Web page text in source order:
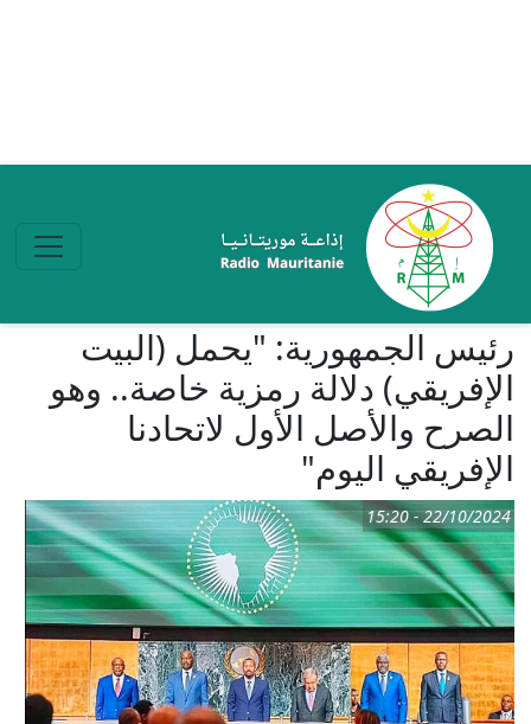
رئيس الجمهورية: "يحمل (البيت
الإفريقي) دلالة رمزية خاصة.. وهو
الصرح والأصل الأول لاتحادنا
الإفريقي اليوم"
22/10/2024 - 15:20